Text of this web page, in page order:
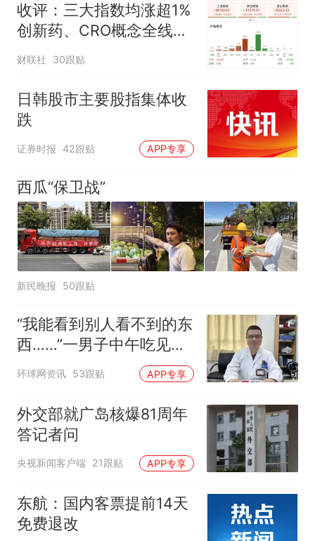
收评：三大指数均涨超1%
创新药、CRO概念全线走
强
财联社 30跟贴
日韩股市主要股指集体收
跌
证券时报 42跟贴 APP专享
西瓜“保卫战”
新民晚报 50跟贴
“我能看到别人看不到的东
西……”一男子中午吃见手
青没事，晚上再吃却出现
环球网资讯 53跟贴 APP专享
外交部就广岛核爆81周年
答记者问
央视新闻客户端 21跟贴 APP专享
东航：国内客票提前14天
免费退改